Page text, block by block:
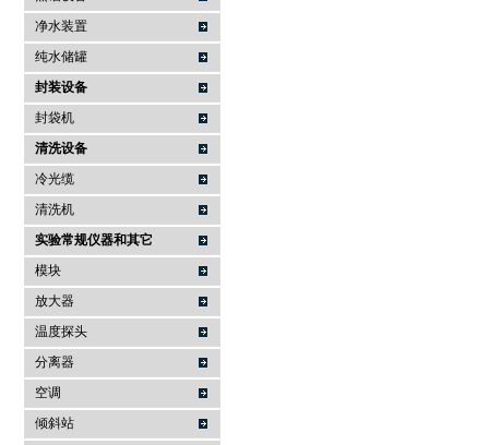
净水装置
纯水储罐
封装设备
封袋机
清洗设备
冷光缆
清洗机
实验常规仪器和其它
模块
放大器
温度探头
分离器
空调
倾斜站